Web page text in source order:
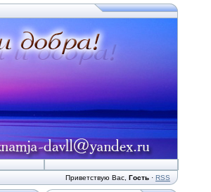
Приветствую Вас Гость · RSS